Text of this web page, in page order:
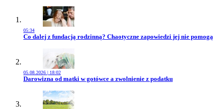
05:34
Przejdź do artykułu:
Co dalej z fundacją rodzinną? Chaotyczne zapowiedzi jej nie pomogą
05.08.2026 | 18:02
Przejdź do artykułu:
Darowizna od matki w gotówce a zwolnienie z podatku